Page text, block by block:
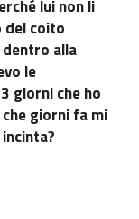
lui non li
del coito
alla
le
giorni che ho
giorni fa mi